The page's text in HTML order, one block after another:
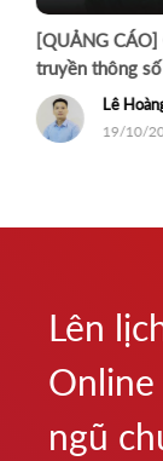
[QUẢNG CÁO]
truyền thông
Lê
19/10/
Lên
ngũ